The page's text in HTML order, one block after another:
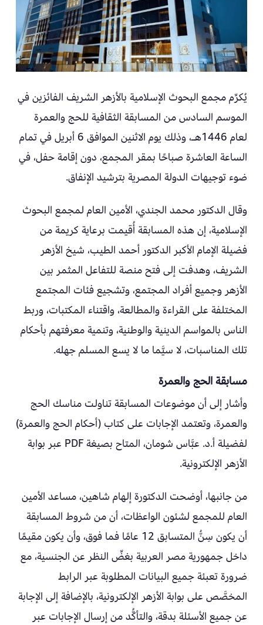
يُكرِّم مجمع البحوث الإسلامية بالأزهر الشريف الفائزين في
الموسم السادس من المسابقة الثقافية للحج والعمرة
لعام 1446هـ، وذلك يوم الاثنين الموافق 6 أبريل في تمام
الساعة العاشرة صباحًا بمقر المجمع، دون إقامة حفل، في
ضوء توجيهات الدولة المصرية بترشيد الإنفاق.
وقال الدكتور محمد الجندي، الأمين العام لمجمع البحوث
الإسلامية، إن هذه المسابقة أُقيمت برعاية كريمة من
فضيلة الإمام الأكبر الدكتور أحمد الطيب، شيخ الأزهر
الشريف، وهدفت إلى فتح منصة للتفاعل المثمر بين
الأزهر وجميع أفراد المجتمع، وتشجيع فئات المجتمع
المختلفة على القراءة والمطالعة، واقتناء المكتبات، وربط
الناس بالمواسم الدينية والوطنية، وتنمية معرفتهم بأحكام
تلك المناسبات، لا سيَّما ما لا يسع المسلم جهله.
مسابقة الحج والعمرة
وأشار إلى أن موضوعات المسابقة تناولت مناسك الحج
والعمرة، وتعتمد الإجابات على كتاب (أحكام الحج والعمرة)
لفضيلة أ.د. عبَّاس شومان، المتاح بصيغة PDF عبر بوابة
الأزهر الإلكترونية.
من جانبها، أوضحت الدكتورة إلهام شاهين، مساعد الأمين
العام للمجمع لشئون الواعظات، أن من شروط المسابقة
أن يكون سِنُّ المتسابق 12 عامًا فما فوق، وأن يكون مقيمًا
داخل جمهورية مصر العربية بغضِّ النظر عن الجنسية، مع
ضرورة تعبئة جميع البيانات المطلوبة عبر الرابط
المخصَّص على بوابة الأزهر الإلكترونية، بالإضافة إلى الإجابة
عن جميع الأسئلة بدقة، والتأكُّد من إرسال الإجابات عبر